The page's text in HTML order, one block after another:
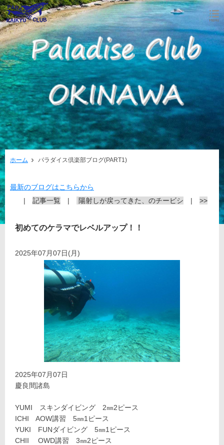
ホーム パラダイス倶楽部ブログ(PART1)
最新のブログはこちらから
| 記事一覧 | 陽射しが戻ってきた、のチービシ | >>
初めてのケラマでレベルアップ！！
2025年07月07日(月)
2025年07月07日
慶良間諸島
YUMI スキンダイビング 2㎜2ピース
ICHI AOW講習 5㎜1ピース
YUKI FUNダイビング 5㎜1ピース
CHII OWD講習 3㎜2ピース